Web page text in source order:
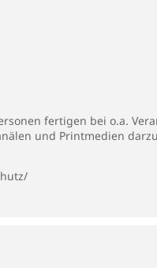
fertigen bei o.a.
und Printmedien